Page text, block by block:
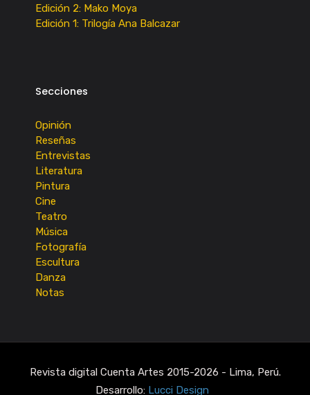
Edición 2: Mako Moya
Edición 1: Trilogía Ana Balcazar
Secciones
Opinión
Reseñas
Entrevistas
Literatura
Pintura
Cine
Teatro
Música
Fotografía
Escultura
Danza
Notas
Revista digital Cuenta Artes 2015-2026 - Lima, Perú.
Desarrollo: Lucci Design